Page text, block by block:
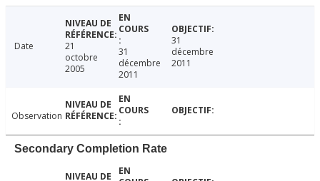
Date
21
octobre
2005
31
décembre
2011
31
décembre
2011
Observation
Secondary Completion Rate